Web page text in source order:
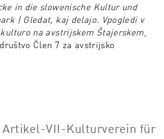
in die slowenische Kultur und
| Gledat, kaj delajo. Vpogledi v
na avstrijskem Štajerskem,
Člen 7 za avstrijsko
Artikel-VII-Kulturverein für